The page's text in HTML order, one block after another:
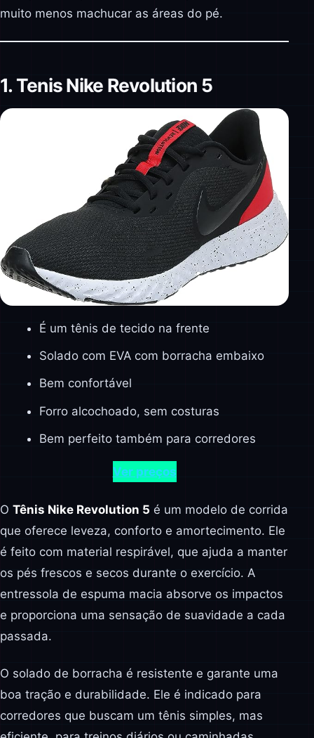
muito menos machucar as áreas do pé.
1. Tenis Nike Revolution 5
É um tênis de tecido na frente
Solado com EVA com borracha embaixo
Bem confortável
Forro alcochoado, sem costuras
Bem perfeito também para corredores
Ver preços
O Tênis Nike Revolution 5 é um modelo de corrida
que oferece leveza, conforto e amortecimento. Ele
é feito com material respirável, que ajuda a manter
os pés frescos e secos durante o exercício. A
entressola de espuma macia absorve os impactos
e proporciona uma sensação de suavidade a cada
passada.
O solado de borracha é resistente e garante uma
boa tração e durabilidade. Ele é indicado para
corredores que buscam um tênis simples, mas